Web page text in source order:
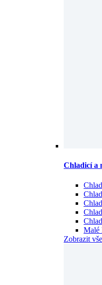
Chladicí a
Malé
Zobrazit